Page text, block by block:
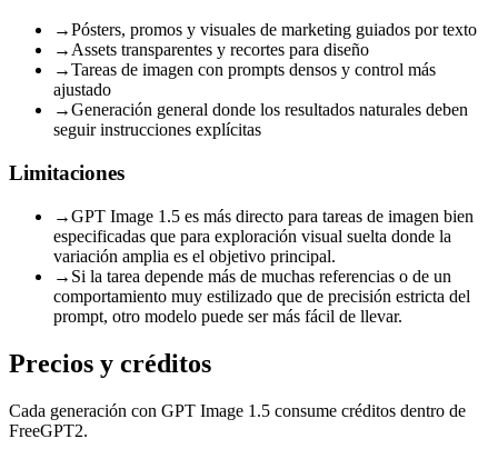
→Pósters, promos y visuales de marketing guiados por texto
→ Assets transparentes y recortes para diseño
→Tareas de imagen con prompts densos y control más
ajustado
→Generación general donde los resultados naturales deben
seguir instrucciones explícitas
Limitaciones
→GPT Image 1.5 es más directo para tareas de imagen bien
especificadas que para exploración visual suelta donde la
variación amplia es el objetivo principal.
→ Si la tarea depende más de muchas referencias o de un
comportamiento muy estilizado que de precisión estricta del
prompt, otro modelo puede ser más fácil de llevar.
Precios y créditos
Cada generación con GPT Image 1.5 consume créditos dentro de
FreeGPT2.